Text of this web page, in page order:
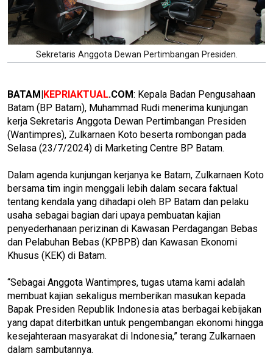
Sekretaris Anggota Dewan Pertimbangan Presiden.
BATAM|KEPRIAKTUAL.COM: Kepala Badan Pengusahaan
Batam (BP Batam), Muhammad Rudi menerima kunjungan
kerja Sekretaris Anggota Dewan Pertimbangan Presiden
(Wantimpres), Zulkarnaen Koto beserta rombongan pada
Selasa (23/7/2024) di Marketing Centre BP Batam.
Dalam agenda kunjungan kerjanya ke Batam, Zulkarnaen Koto
bersama tim ingin menggali lebih dalam secara faktual
tentang kendala yang dihadapi oleh BP Batam dan pelaku
usaha sebagai bagian dari upaya pembuatan kajian
penyederhanaan perizinan di Kawasan Perdagangan Bebas
dan Pelabuhan Bebas (KPBPB) dan Kawasan Ekonomi
Khusus (KEK) di Batam.
“Sebagai Anggota Wantimpres, tugas utama kami adalah
membuat kajian sekaligus memberikan masukan kepada
Bapak Presiden Republik Indonesia atas berbagai kebijakan
yang dapat diterbitkan untuk pengembangan ekonomi hingga
kesejahteraan masyarakat di Indonesia,” terang Zulkarnaen
dalam sambutannya.